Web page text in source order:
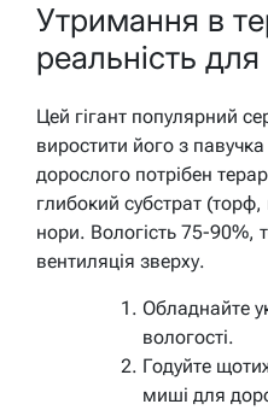
Утримання в
реальність для
Цей гігант популярний
виростити його з
дорослого потрібен
глибокий субстрат
нори. Вологість 75-90%,
вентиляція зверху.
Обладнайте
вологості.
Годуйте
миші для